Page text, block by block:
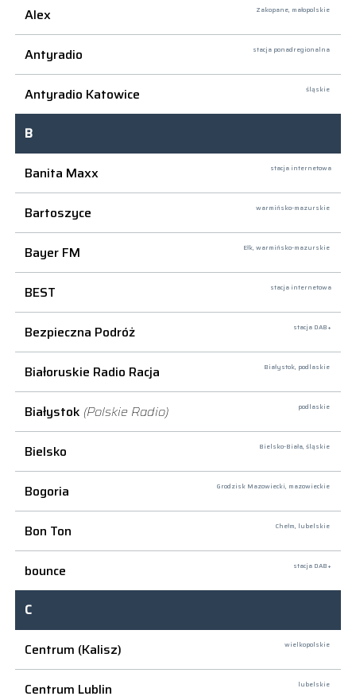
Alex Zakopane, małopolskie
Antyradio stacja ponadregionalna
Antyradio Katowice śląskie
B
Banita Maxx
stacja internetowa
Bartoszyce warmińsko-mazurskie
Bayer FM Ełk, warmińsko-mazurskie
BEST stacja internetowa
Bezpieczna Podróż stacja DAB+
Białoruskie Radio Racja Białystok, podlaskie
Białystok (Polskie Radio) podlaskie
Bielsko Bielsko-Biała, śląskie
Bogoria Grodzisk Mazowiecki, mazowieckie
Bon Ton Chełm, lubelskie
bounce stacja DAB+
C
Centrum (Kalisz)
wielkopolskie
Centrum Lublin lubelskie